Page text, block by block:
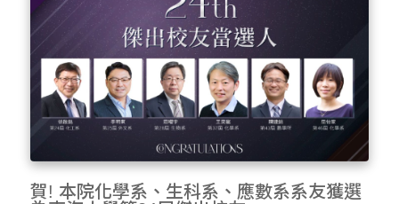
賀! 本院化學系、生科系、應數系系友獲選